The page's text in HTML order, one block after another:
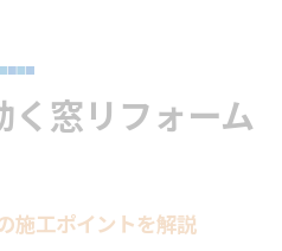
く窓リフォーム
施工ポイントを解説